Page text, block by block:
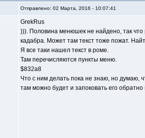
Отправлено: 02 Марта, 2016 - 10:07:41
GrekRus
))). Половина менюшек не найдено, так что
кадабра. Может там текст тоже пожат.
Я все таки нашел текст в роме.
Там перечисляются пункты меню.
$832a8
Что с ним делать пока не знаю, но думаю,
там можно будет и запоковать его